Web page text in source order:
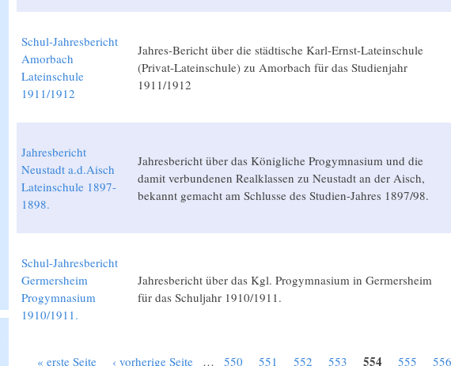
Schul-Jahresbericht
Amorbach
Lateinschule
1911/1912
Jahres-Bericht über die städtische Karl-Ernst-Lateinschule
(Privat-Lateinschule) zu Amorbach für das Studienjahr
1911/1912
Jahresbericht
Neustadt a.d.Aisch
Lateinschule 1897-
1898.
Jahresbericht über das Königliche Progymnasium und die
damit verbundenen Realklassen zu Neustadt an der Aisch,
bekannt gemacht am Schlusse des Studien-Jahres 1897/98.
Schul-Jahresbericht
Germersheim
Progymnasium
1910/1911.
Jahresbericht über das Kgl. Progymnasium in Germersheim
für das Schuljahr 1910/1911.
« erste Seite ‹ vorherige Seite … 550 551 552 553 554 555 556